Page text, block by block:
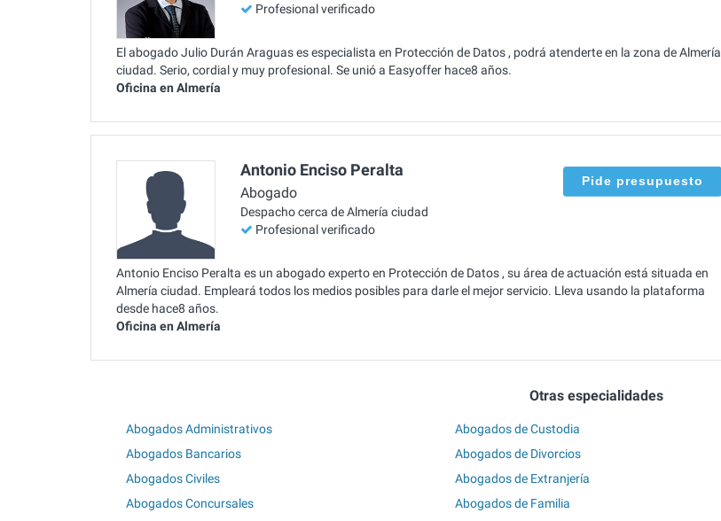
Profesional verificado
El abogado Julio Durán Araguas es especialista en Protección de Datos , podrá atenderte en la zona de Almería
ciudad. Serio, cordial y muy profesional. Se unió a Easyoffer hace8 años.
Oficina en Almería
Antonio Enciso Peralta
Abogado
Despacho cerca de Almería ciudad
Profesional verificado
Pide presupuesto
Antonio Enciso Peralta es un abogado experto en Protección de Datos , su área de actuación está situada en
Almería ciudad. Empleará todos los medios posibles para darle el mejor servicio. Lleva usando la plataforma
desde hace8 años.
Oficina en Almería
Otras especialidades
Abogados Administrativos
Abogados Bancarios
Abogados Civiles
Abogados Concursales
Abogados de Custodia
Abogados de Divorcios
Abogados de Extranjería
Abogados de Familia